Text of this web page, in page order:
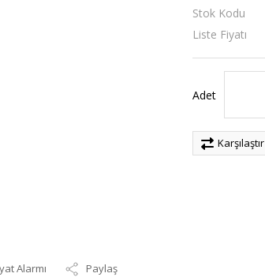
Alarmı Paylaş
Stok Kodu
Liste Fiyatı
Adet
Karşılaştır